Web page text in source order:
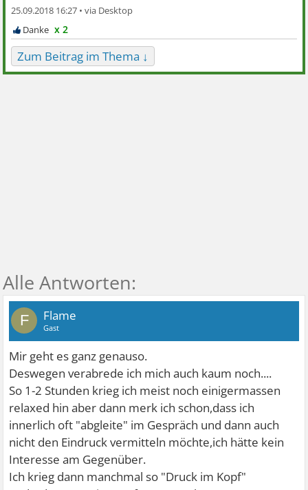
25.09.2018 16:27 •
x 2
Zum Beitrag im Thema ↓
F Flame
Gast
Mir geht es ganz genauso.
Deswegen verabrede ich mich auch kaum noch....
So 1-2 Stunden krieg ich meist noch einigermassen
relaxed hin aber dann merk ich schon,dass ich
innerlich oft "abgleite" im Gespräch und dann auch
nicht den Eindruck vermitteln möchte,ich hätte kein
Interesse am Gegenüber.
Ich krieg dann manchmal so "Druck im Kopf"